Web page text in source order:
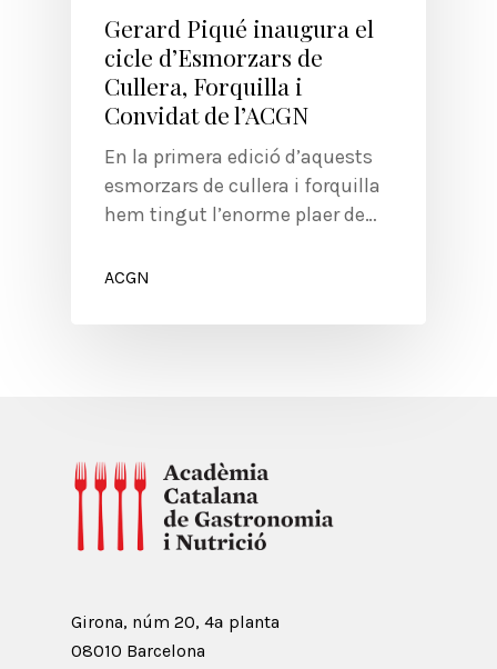
Gerard Piqué inaugura el
cicle d’Esmorzars de
Cullera, Forquilla i
Convidat de l’ACGN
En la primera edició d’aquests
esmorzars de cullera i forquilla
hem tingut l’enorme plaer de…
ACGN
Girona, núm 20, 4ª planta
08010 Barcelona